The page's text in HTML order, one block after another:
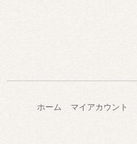
ホーム マイアカウント